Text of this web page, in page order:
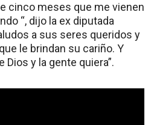
cinco meses que me vienen
“, dijo la ex diputada
a sus seres queridos y
le brindan su cariño. Y
Dios y la gente quiera”.